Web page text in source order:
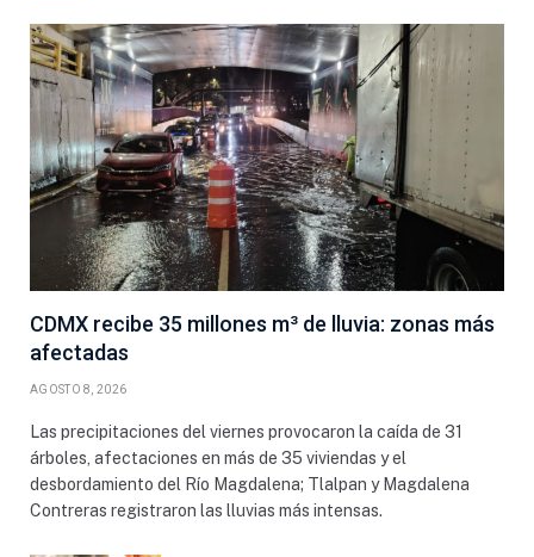
CDMX recibe 35 millones m³ de lluvia: zonas más
afectadas
AGOSTO 8, 2026
Las precipitaciones del viernes provocaron la caída de 31
árboles, afectaciones en más de 35 viviendas y el
desbordamiento del Río Magdalena; Tlalpan y Magdalena
Contreras registraron las lluvias más intensas.